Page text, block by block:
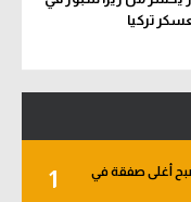
تركيا
1
أغلى صفقة في